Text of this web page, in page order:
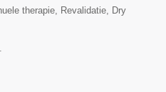
therapie, Revalidatie, Dry